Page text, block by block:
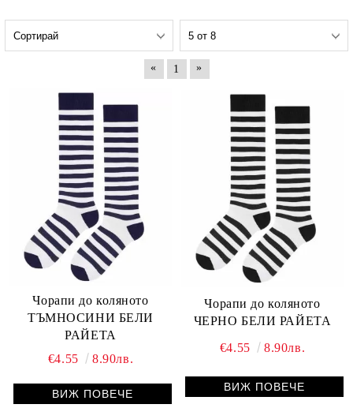
« 1 »
Чорапи до коляното
ТЪМНОСИНИ БЕЛИ
РАЙЕТА
€4.55
8.90лв.
ВИЖ ПОВЕЧЕ
Чорапи до коляното
ЧЕРНО БЕЛИ РАЙЕТА
€4.55 8.90лв.
ВИЖ ПОВЕЧЕ